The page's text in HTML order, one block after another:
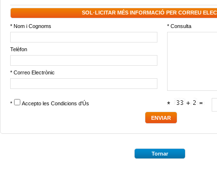
SOL·LICITAR MÉS INFORMACIÓ PER CORREU
* Nom i Cognoms * Consulta
Telèfon
* Correo Electrònic
* Accepto les Condicions d'Ús *
Tornar